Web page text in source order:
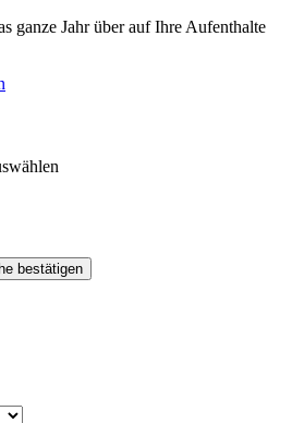
ganze Jahr über auf Ihre Aufenthalte
bestätigen